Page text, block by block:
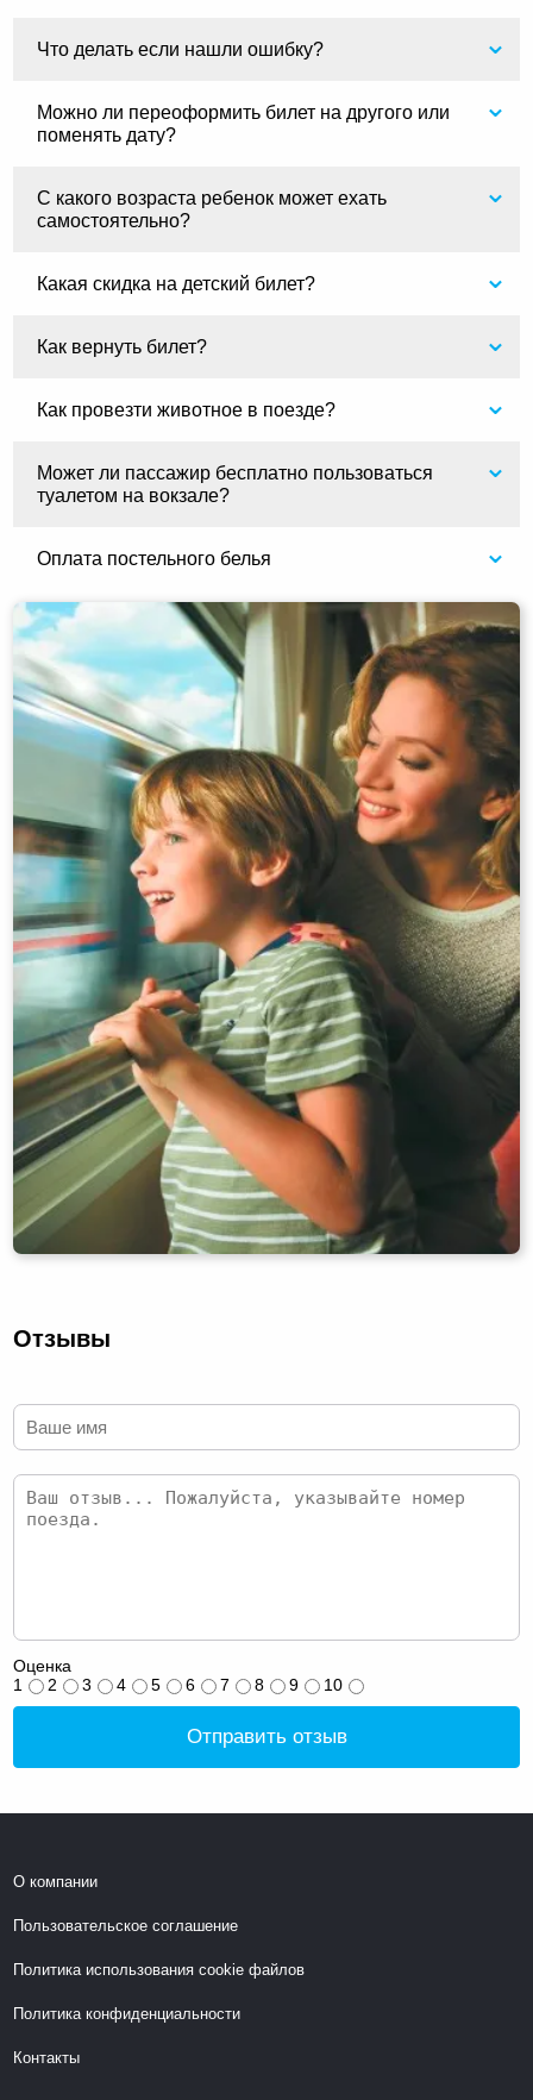
Что делать если нашли ошибку?
Можно ли переоформить билет на другого или
поменять дату?
С какого возраста ребенок может ехать
самостоятельно?
Какая скидка на детский билет?
Как вернуть билет?
Как провезти животное в поезде?
Может ли пассажир бесплатно пользоваться
туалетом на вокзале?
Оплата постельного белья
Отзывы
Оценка
1
2 3 4 5 6 7 8 9 10
Отправить отзыв
О компании
Пользовательское соглашение
Политика использования cookie файлов
Политика конфиденциальности
Контакты